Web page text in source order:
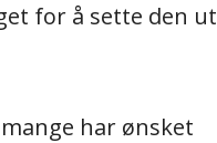
for å sette den ut
har ønsket